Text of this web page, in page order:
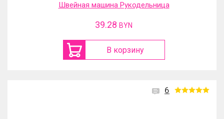
Швейная машина Рукодельница
39.28 BYN
В корзину
6